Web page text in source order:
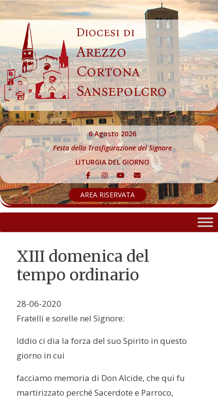
Skip
to
content
Diocesi di
Arezzo
Cortona
Sansepolcro
6 Agosto 2026
Festa della Trasfigurazione del Signore
LITURGIA DEL GIORNO
AREA RISERVATA
XIII domenica del
tempo ordinario
28-06-2020
Fratelli e sorelle nel Signore:
Iddio ci dia la forza del suo Spirito in questo
giorno in cui
facciamo memoria di Don Alcide, che qui fu
martirizzato perché Sacerdote e Parroco,